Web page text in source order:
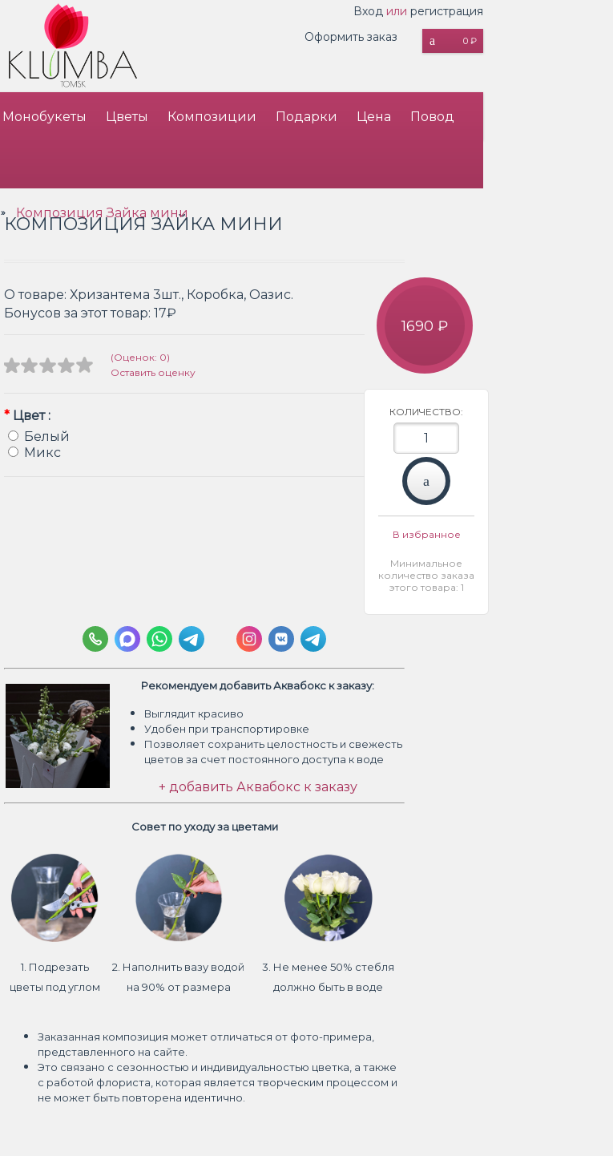
Вход или регистрация
0 ₽
Оформить заказ
Монобукеты Цветы Композиции Подарки Цена Повод
» Композиция Зайка мини
КОМПОЗИЦИЯ ЗАЙКА МИНИ
О товаре: Хризантема 3шт., Коробка, Оазис.
Бонусов за этот товар: 17₽
(Оценок: 0)
Оставить оценку
* Цвет :
Белый
Микс
1690 ₽
КОЛИЧЕСТВО:
В избранное
Минимальное
количество заказа
этого товара: 1
Рекомендуем добавить Аквабокс к заказу:
Выглядит красиво
Удобен при транспортировке
Позволяет сохранить целостность и свежесть
цветов за счет постоянного доступа к воде
+ добавить Аквабокс к заказу
Совет по уходу за цветами
1. Подрезать
цветы под углом
2. Наполнить вазу водой
на 90% от размера
3. Не менее 50% стебля
должно быть в воде
Заказанная композиция может отличаться от фото-примера,
представленного на сайте.
Это связано с сезонностью и индивидуальностью цветка, а также
с работой флориста, которая является творческим процессом и
не может быть повторена идентично.